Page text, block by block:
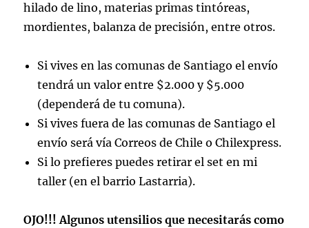
hilado de lino, materias primas tintóreas,
mordientes, balanza de precisión, entre otros.
Si vives en las comunas de Santiago el envío
tendrá un valor entre $2.000 y $5.000
(dependerá de tu comuna).
Si vives fuera de las comunas de Santiago el
envío será vía Correos de Chile o Chilexpress.
Si lo prefieres puedes retirar el set en mi
taller (en el barrio Lastarria).
OJO!!! Algunos utensilios que necesitarás como